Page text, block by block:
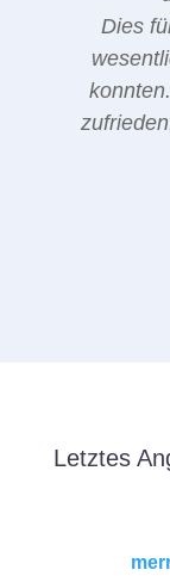
Dies
Letztes